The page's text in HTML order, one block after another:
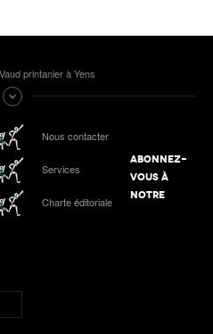
printanier à Yens
Nous contacter
Services
Charte éditoriale
ABONNEZ-
VOUS À
NOTRE